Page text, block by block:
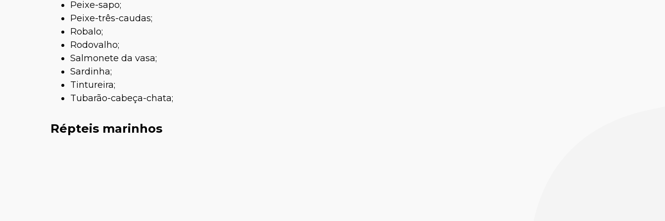
Peixe-sapo;
Peixe-três-caudas;
Robalo;
Rodovalho;
Salmonete da vasa;
Sardinha;
Tintureira;
Tubarão-cabeça-chata;
Répteis marinhos